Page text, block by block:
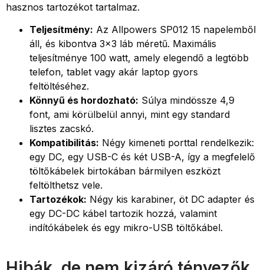
hasznos tartozékot tartalmaz.
Teljesítmény: Az Allpowers SP012 15 napelemből
áll, és kibontva 3×3 láb méretű. Maximális
teljesítménye 100 watt, amely elegendő a legtöbb
telefon, tablet vagy akár laptop gyors
feltöltéséhez.
Könnyű és hordozható: Súlya mindössze 4,9
font, ami körülbelül annyi, mint egy standard
lisztes zacskó.
Kompatibilitás: Négy kimeneti porttal rendelkezik:
egy DC, egy USB-C és két USB-A, így a megfelelő
töltőkábelek birtokában bármilyen eszközt
feltölthetsz vele.
Tartozékok: Négy kis karabiner, öt DC adapter és
egy DC-DC kábel tartozik hozzá, valamint
indítókábelek és egy mikro-USB töltőkábel.